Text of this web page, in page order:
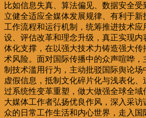
比如信息失真、算法偏见、数据安全
立健全适应全媒体发展规律、有利于新
工作流程和运行机制，统筹推进技术
设、评估改革和理念升级，真正实现内
体化支撑，在以强大技术力铸造强大
术风险。面对国际传播中的众声喧哗
制技术滥用行为，主动批驳国际舆论场
虚假信息，抵制文化碎片化与浅表化、
过系统性变革重塑，做大做强全球全
大媒体工作者弘扬优良作风，深入采
众的日常工作生活和内心世界，走入国